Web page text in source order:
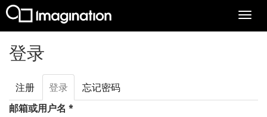
登录
主标签
注册 登录 （活
动标
忘记密码
邮箱或用户名 *